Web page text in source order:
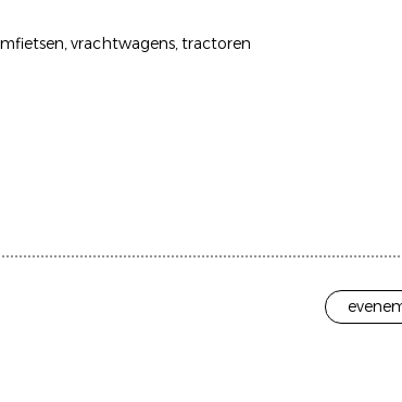
vrachtwagens tractoren